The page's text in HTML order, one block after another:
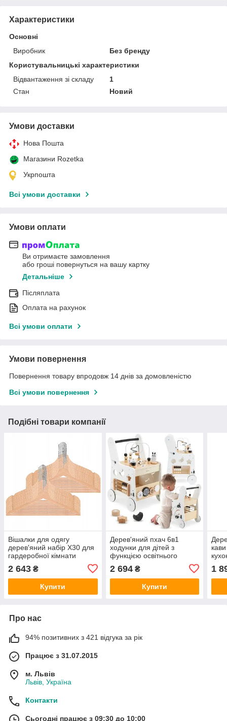
Характеристики
Основні
Виробник
Без бренду
Користувальницькі характеристики
Відвантаження зі складу
1
Стан
Новий
Умови доставки
Нова Пошта
Магазини Rozetka
Укрпошта
Всі умови доставки
Умови оплати
Ви отримаєте замовлення
або гроші повернуться на вашу картку
Детальніше
Післяплата
Оплата на рахунок
Всі умови оплати
Умови повернення
Повернення товару впродовж 14 днів за домовленістю
Всі умови повернення
Подібні товари компанії
Вішалки для одягу
дерев'яний набір X30 для
гардеробної кімнати
2 643 ₴
Купити
Дерев'яний пхач 6в1
ходунки для дітей з
функцією освітнього
2 694₴
Купити
1
Про нас
94% позитивних з 421 відгука за рік
Працює з 31.07.2015
м. Львів
Львів, Україна
Контакти
Сьогодні працює з 09:30 до 10:00